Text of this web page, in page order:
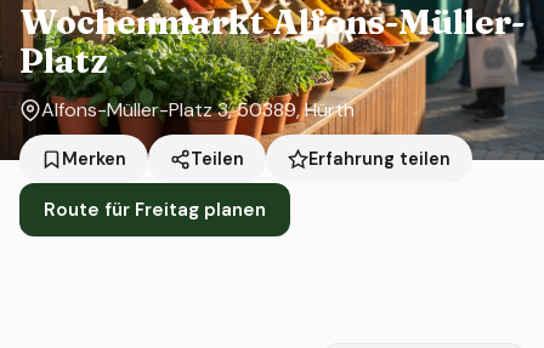
Wochenmarkt Alfons-Müller-
Platz
Alfons-Müller-Platz 3, 50389, Hürth
Merken Teilen Erfahrung teilen
Route für Freitag planen